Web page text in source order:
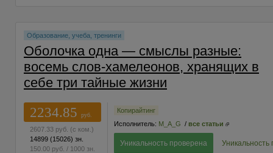
Образование, учеба, тренинги
Оболочка одна — смыслы разные:
восемь слов-хамелеонов, хранящих в
себе три тайные жизни
2234.85
руб.
2607.33 руб. (с ком.)
14899 (15026) зн.
150.00 руб. / 1000 зн.
Копирайтинг
Исполнитель: M_A_G / все статьи
Уникальность проверена Уникальность